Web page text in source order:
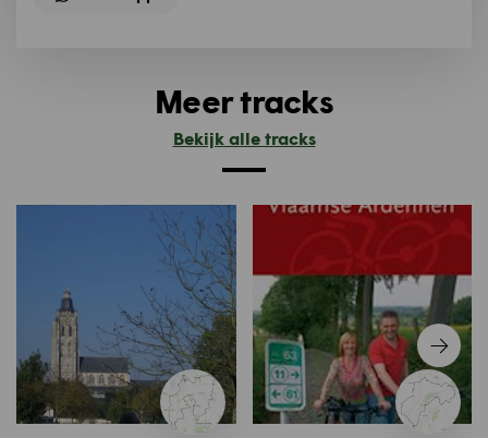
Meer tracks
Bekijk alle tracks